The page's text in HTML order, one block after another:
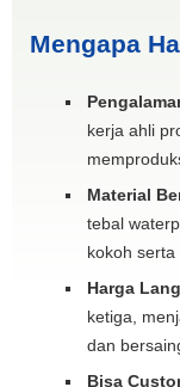
Mengapa
kerja ahli
Material
tebal
kokoh serta
Harga
ketiga,
dan
Bisa